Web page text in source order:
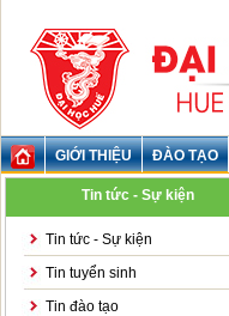
GIỚI THIỆU ĐÀO TẠO
Tin tức - Sự kiện
Tin tức - Sự kiện
Tin tuyển sinh
Tin đào tạo